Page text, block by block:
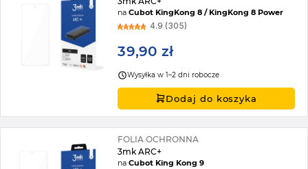
naCubot KingKong 8 / KingKong 8 Power
4.9 (305)
39,90 zł
Wysyłka w 1–2 dni robocze
Dodaj do koszyka
FOLIA OCHRONNA
3mk ARC+
naCubot King Kong 9